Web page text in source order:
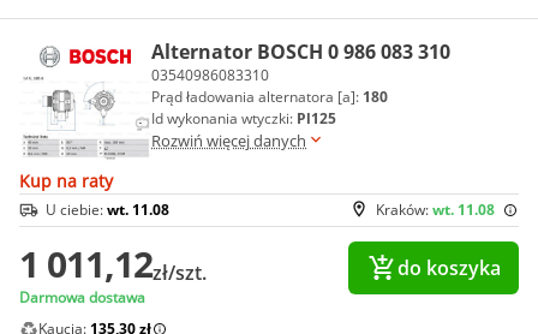
Alternator BOSCH 0 986 083 310
03540986083310
Prąd ładowania alternatora [a]: 180
Id wykonania wtyczki: Pl125
Rozwiń więcej danych
Kup na raty
Kraków:wt. 11.08
U ciebie:wt. 11.08
1 011,12zł/szt.
Darmowa dostawa
do koszyka
Kaucja: 135,30 zł